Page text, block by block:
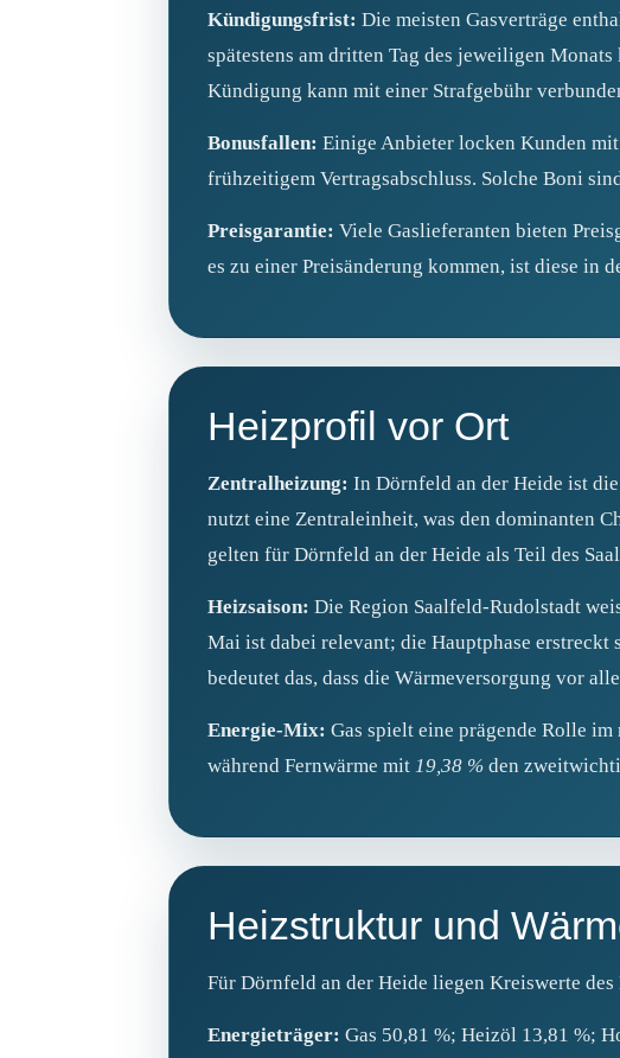
Kündigungsfrist: Die meisten Gasverträge
spätestens am dritten Tag des jeweiligen
Kündigung kann mit einer Strafgebühr
Bonusfallen: Einige Anbieter locken Kunden
frühzeitigem Vertragsabschluss. Solche Boni
Preisgarantie: Viele Gaslieferanten bieten
es zu einer Preisänderung kommen, ist diese in
Heizprofil vor Ort
Zentralheizung: In Dörnfeld an der Heide ist
nutzt eine Zentraleinheit, was den dominanten
gelten für Dörnfeld an der Heide als Teil des
Heizsaison: Die Region Saalfeld‑Rudolstadt
Mai ist dabei relevant; die Hauptphase erstreckt
bedeutet das, dass die Wärmeversorgung vor
Energie‑Mix: Gas spielt eine prägende Rolle
während Fernwärme mit 19,38 % den
Heizstruktur und
Für Dörnfeld an der Heide liegen Kreiswerte
Energieträger: Gas 50,81 %; Heizöl 13,81 %;